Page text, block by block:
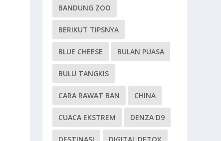
BANDUNG ZOO
BERIKUT TIPSNYA
BLUE CHEESE BULAN PUASA
BULU TANGKIS
CARA RAWAT BAN CHINA
CUACA EKSTREM DENZA D9